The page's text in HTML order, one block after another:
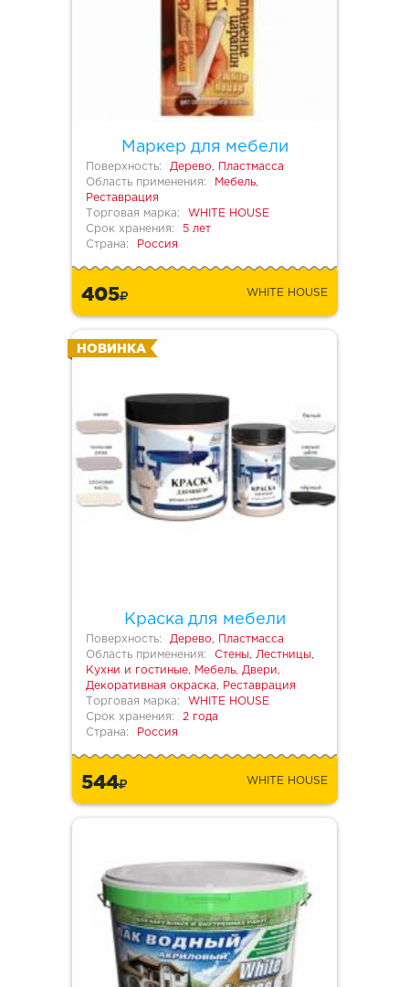
Маркер для мебели
Поверхность:
Дерево, Пластмасса
Область применения:
Мебель,
Реставрация
Торговая марка:
WHITE HOUSE
Срок хранения:
5 лет
Страна:
Россия
405 WHITE HOUSE
Краска для мебели
НОВИНКА
Поверхность:
Дерево, Пластмасса
Область применения:
Стены, Лестницы,
Кухни и гостиные, Мебель, Двери,
Декоративная окраска, Реставрация
Торговая марка:
WHITE HOUSE
Срок хранения:
2 года
Страна:
Россия
544 WHITE HOUSE